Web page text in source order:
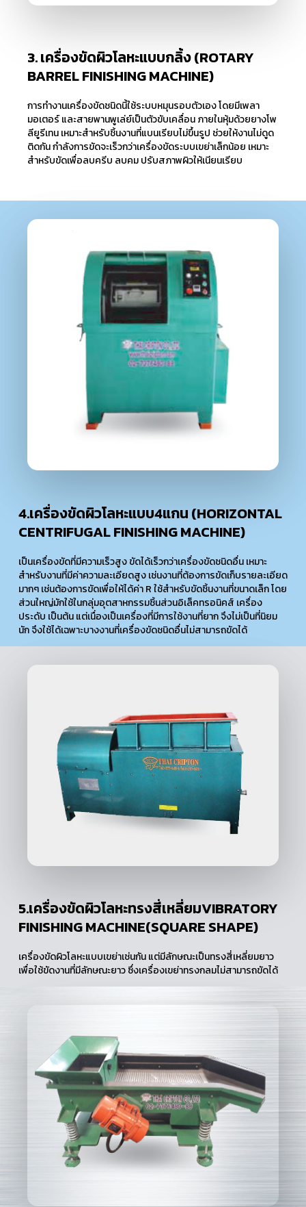
3. เครื่องขัดผิวโลหะแบบกลิ้ง (ROTARY
BARREL FINISHING MACHINE)
การทำงานเครื่องขัดชนิดนี้ใช้ระบบหมุนรอบตัวเอง โดยมีเพลา
มอเตอร์ และสายพานพูเล่ย์เป็นตัวขับเคลื่อน ภายในหุ้มด้วยยางโพ
ลียูรีเทน เหมาะสำหรับชิ้นงานที่แบนเรียบไม่ขึ้นรูป ช่วยให้งานไม่ดูด
ติดกัน กำลังการขัดจะเร็วกว่าเครื่องขัดระบบเขย่าเล็กน้อย เหมาะ
สำหรับขัดเพื่อลบครีบ ลบคม ปรับสภาพผิวให้เนียนเรียบ
4.เครื่องขัดผิวโลหะแบบ4แกน (HORIZONTAL
CENTRIFUGAL FINISHING MACHINE)
เป็นเครื่องขัดที่มีความเร็วสูง ขัดได้เร็วกว่าเครื่องขัดชนิดอื่น เหมาะ
สำหรับงานที่มีค่าความละเอียดสูง เช่นงานที่ต้องการขัดเก็บรายละเอียด
มากๆ เช่นต้องการขัดเพื่อให้ได้ค่า R ใช้สำหรับขัดชิ้นงานที่ขนาดเล็ก โดย
ส่วนใหญ่มักใช้ในกลุ่มอุตสาหกรรมชิ้นส่วนอิเล็คทรอนิคส์ เครื่อง
ประดับ เป็นต้น แต่เนื่องเป็นเครื่องที่มีการใช้งานที่ยาก จึงไม่เป็นที่นิยม
นัก จึงใช้ได้เฉพาะบางงานที่เครื่องขัดชนิดอื่นไม่สามารถขัดได้
5.เครื่องขัดผิวโลหะทรงสี่เหลี่ยมVIBRATORY
FINISHING MACHINE(SQUARE SHAPE)
เครื่องขัดผิวโลหะแบบเขย่าเช่นกัน แต่มีลักษณะเป็นทรงสี่เหลี่ยมยาว
เพื่อใช้ขัดงานที่มีลักษณะยาว ซึ่งเครื่องเขย่าทรงกลมไม่สามารถขัดได้